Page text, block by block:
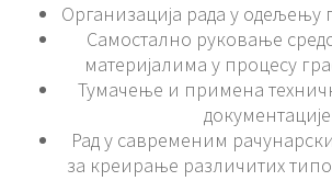
Организација рада у одељењу
Самостално руковање
материјалима у процесу
Тумачење и примена
документације
Рад у савременим
за креирање различитих